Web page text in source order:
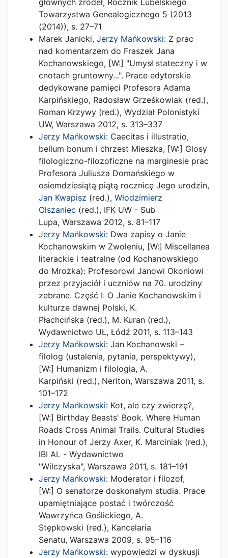
głównych źródeł, Rocznik Lubelskiego
Towarzystwa Genealogicznego 5 (2013
(2014)), s. 27–71
Marek Janicki, Jerzy Mańkowski: Z prac
nad komentarzem do Fraszek Jana
Kochanowskiego, [W:] "Umysł stateczny i w
cnotach gruntowny...". Prace edytorskie
dedykowane pamięci Profesora Adama
Karpińskiego, Radosław Grześkowiak (red.),
Roman Krzywy (red.), Wydział Polonistyki
UW, Warszawa 2012, s. 313–337
Jerzy Mańkowski: Caecitas i illustratio,
bellum bonum i chrzest Mieszka, [W:] Glosy
filologiczno-filozoficzne na marginesie prac
Profesora Juliusza Domańskiego w
osiemdziesiątą piątą rocznicę Jego urodzin,
Jan Kwapisz (red.), Włodzimierz
Olszaniec (red.), IFK UW - Sub
Lupa, Warszawa 2012, s. 81–117
Jerzy Mańkowski: Dwa zapisy o Janie
Kochanowskim w Zwoleniu, [W:] Miscellanea
literackie i teatralne (od Kochanowskiego
do Mrożka): Profesorowi Janowi Okoniowi
przez przyjaciół i uczniów na 70. urodziny
zebrane. Część I: O Janie Kochanowskim i
kulturze dawnej Polski, K.
Płachcińska (red.), M. Kuran (red.),
Wydawnictwo UŁ, Łódź 2011, s. 113–143
Jerzy Mańkowski: Jan Kochanowski –
filolog (ustalenia, pytania, perspektywy),
[W:] Humanizm i filologia, A.
Karpiński (red.), Neriton, Warszawa 2011, s.
101–172
Jerzy Mańkowski: Kot, ale czy zwierzę?,
[W:] Birthday Beasts' Book. Where Human
Roads Cross Animal Trails. Cultural Studies
in Honour of Jerzy Axer, K. Marciniak (red.),
IBI AL - Wydawnictwo
"Wilczyska", Warszawa 2011, s. 181–191
Jerzy Mańkowski: Moderator i filozof,
[W:] O senatorze doskonałym studia. Prace
upamiętniające postać i twórczość
Wawrzyńca Goślickiego, A.
Stępkowski (red.), Kancelaria
Senatu, Warszawa 2009, s. 95–116
Jerzy Mańkowski: wypowiedzi w dyskusji